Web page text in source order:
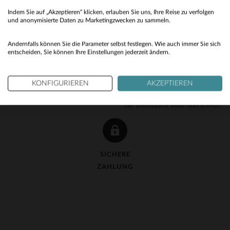
KOSTENLOSE LIEFERUNG
ab 150 €
KOSTENLOSE 90-TAGE-
RÜCKGABE
für Umtausch oder Gutschrift
SICHERE
ZAHLUNG
No
Indem Sie auf „Akzeptieren“ klicken, erlauben Sie uns, Ihre Reise zu verfolgen
und anonymisierte Daten zu Marketingzwecken zu sammeln.
Andernfalls können Sie die Parameter selbst festlegen. Wie auch immer Sie sich
entscheiden, Sie können Ihre Einstellungen jederzeit ändern.
KONFIGURIEREN AKZEPTIEREN